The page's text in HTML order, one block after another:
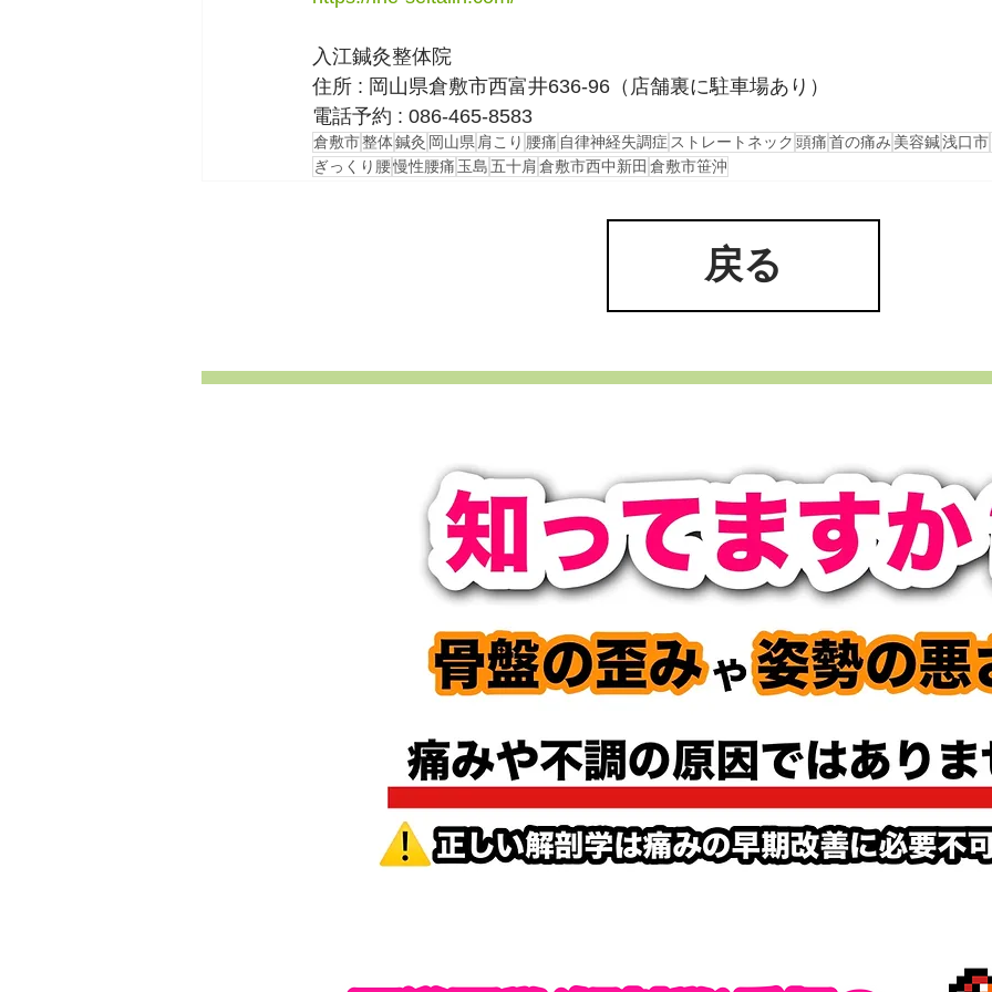
入江鍼灸整体院
住所 : 岡山県倉敷市西富井636-96（店舗裏に駐車場あり）
電話予約 : 086-465-8583
倉敷市整体鍼灸 岡山県 肩こり 腰痛 自律神経失調症 ストレートネック 頭痛首の痛み 美容鍼浅口市
ぎっくり腰慢性腰痛 玉島 五十肩倉敷市西中新田 倉敷市笹沖
戻る